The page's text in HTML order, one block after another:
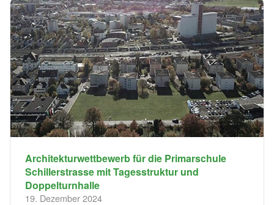
Architekturwettbewerb für die Primarschule
Schillerstrasse mit Tagesstruktur und
Doppelturnhalle
19. Dezember 2024